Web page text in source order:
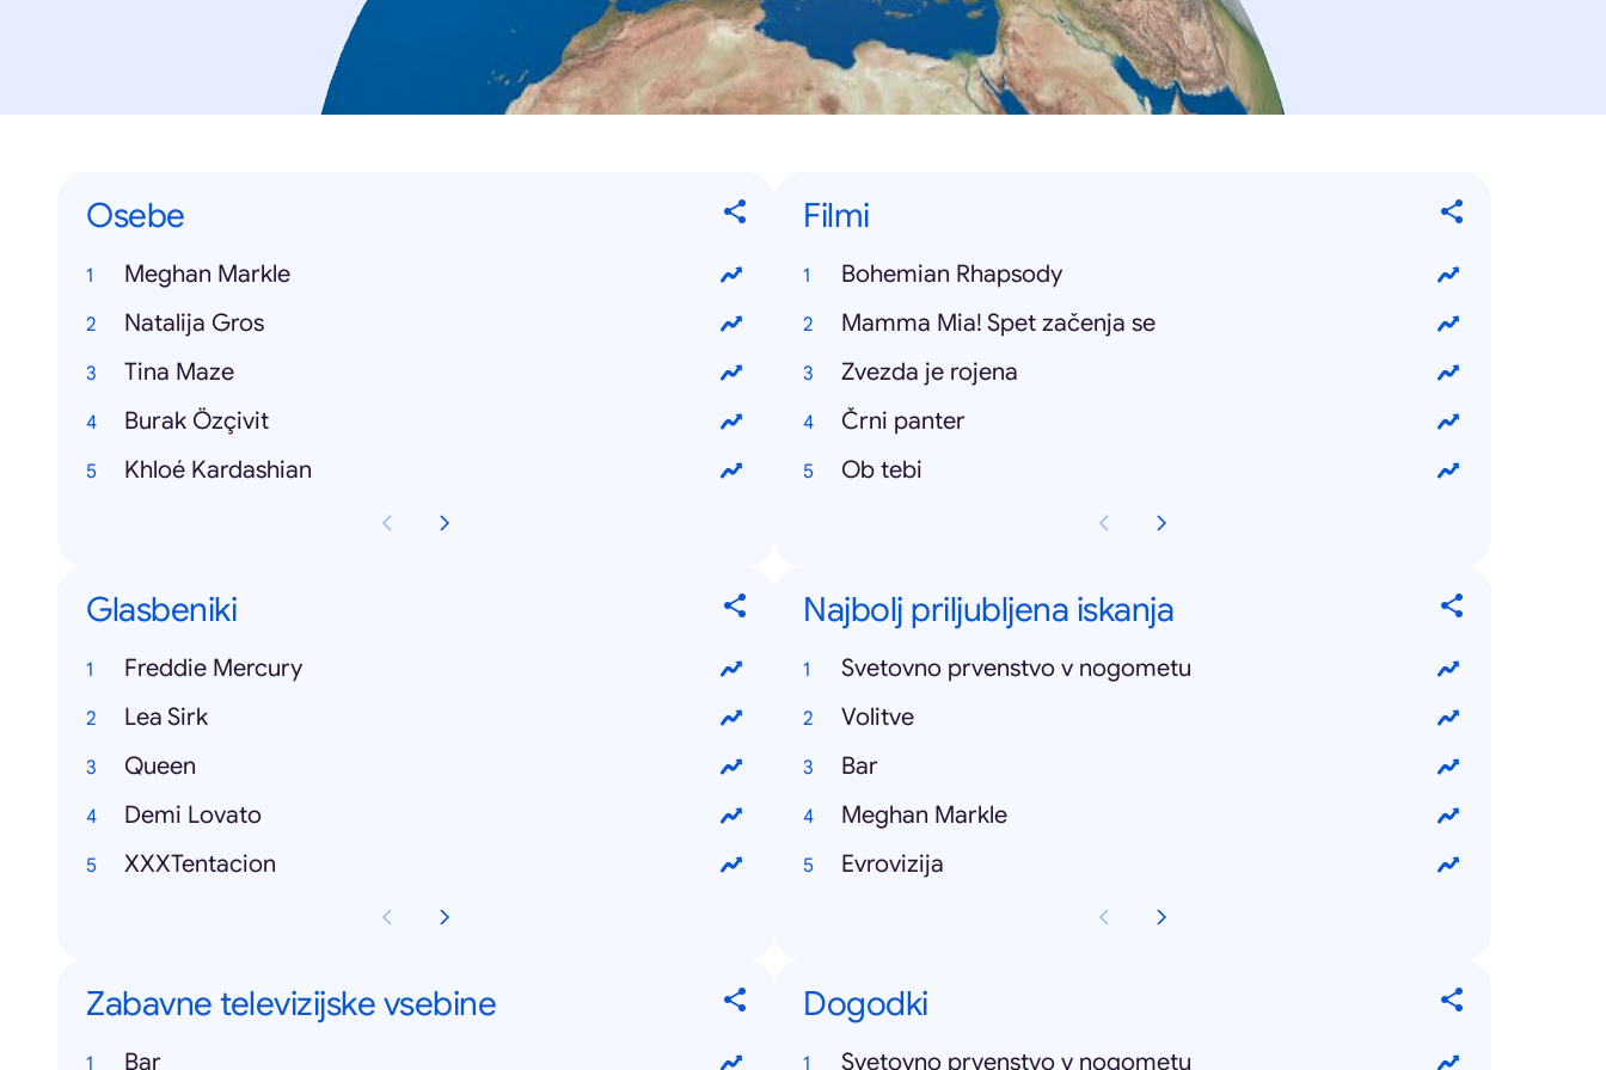
Osebe
Meghan Markle
Natalija Gros
Tina Maze
Burak Özçivit
Khloé Kardashian
Filmi
Bohemian Rhapsody
Mamma Mia! Spet začenja se
Zvezda je rojena
Črni panter
Ob tebi
Glasbeniki
Freddie Mercury
Lea Sirk
Queen
Demi Lovato
XXXTentacion
Najbolj priljubljena iskanja
Svetovno prvenstvo v nogometu
Volitve
Bar
Meghan Markle
Evrovizija
Zabavne televizijske vsebine
Bar
Dogodki
Svetovno prvenstvo v nogometu